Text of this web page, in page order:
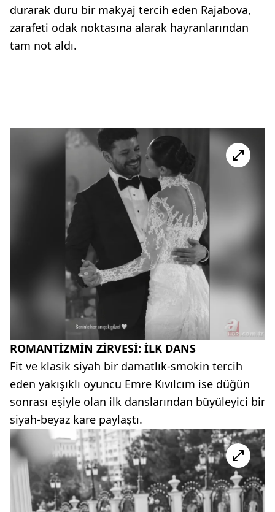
durarak duru bir makyaj tercih eden Rajabova,
zarafeti odak noktasına alarak hayranlarından
tam not aldı.
ROMANTİZMİN ZİRVESİ: İLK DANS
Fit ve klasik siyah bir damatlık-smokin tercih
eden yakışıklı oyuncu Emre Kıvılcım ise düğün
sonrası eşiyle olan ilk danslarından büyüleyici bir
siyah-beyaz kare paylaştı.